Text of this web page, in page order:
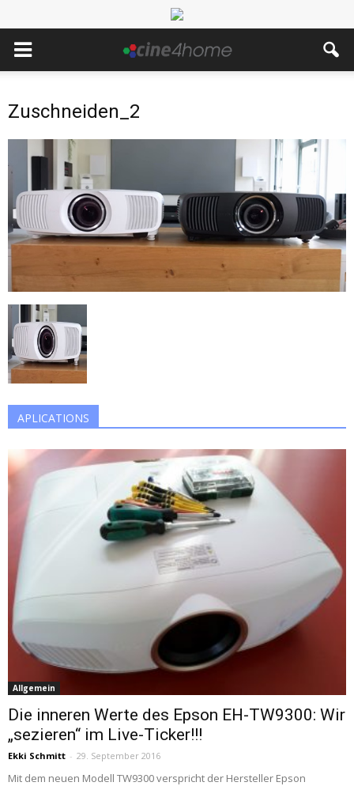
Zuschneiden_2
APLICATIONS
Allgemein
Die inneren Werte des Epson EH-TW9300: Wir
„sezieren“ im Live-Ticker!!!
Ekki Schmitt - 29. September 2016
Mit dem neuen Modell TW9300 verspricht der Hersteller Epson